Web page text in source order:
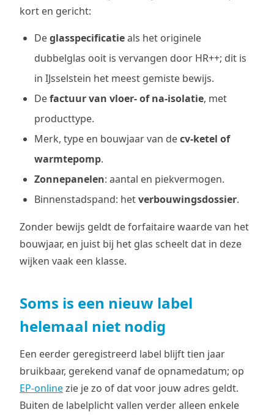
kort en gericht:
Deglasspecificatieals het originele
dubbelglas ooit is vervangen door HR++; dit is
in IJsselstein het meest gemiste bewijs.
Defactuur van vloer- of na-isolatie, met
producttype.
Merk, type en bouwjaar van decv-ketel of
warmtepomp.
Zonnepanelen: aantal en piekvermogen.
Binnenstadspand: hetverbouwingsdossier.
Zonder bewijs geldt de forfaitaire waarde van het
bouwjaar, en juist bij het glas scheelt dat in deze
wijken vaak een klasse.
Soms is een nieuw label
helemaal niet nodig
Een eerder geregistreerd label blijft tien jaar
bruikbaar, gerekend vanaf de opnamedatum; op
EP-onlinezie je zo of dat voor jouw adres geldt.
Buiten de labelplicht vallen verder alleen enkele